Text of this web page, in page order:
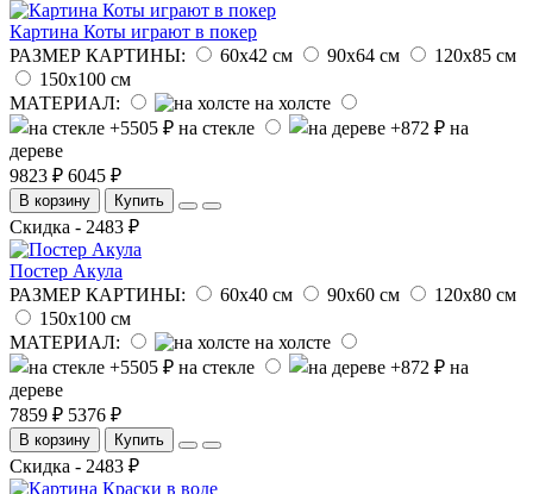
Картина Коты играют в покер
РАЗМЕР КАРТИНЫ:
60х42 см 90х64 см
120х85 см
150х100 см
МАТЕРИАЛ:
на холсте
на стекле
на
дереве
9823 ₽ 6045 ₽
В корзину Купить
Скидка - 2483 ₽
Постер Акула
РАЗМЕР КАРТИНЫ:
60х40 см 90х60 см
120х80 см
150х100 см
МАТЕРИАЛ:
на холсте
на стекле
на
дереве
7859 ₽ 5376 ₽
В корзину Купить
Скидка - 2483 ₽